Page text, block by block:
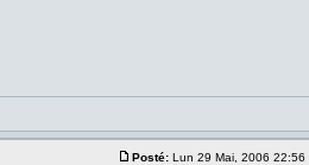
Posté: Lun 29 Mai, 2006 22:56